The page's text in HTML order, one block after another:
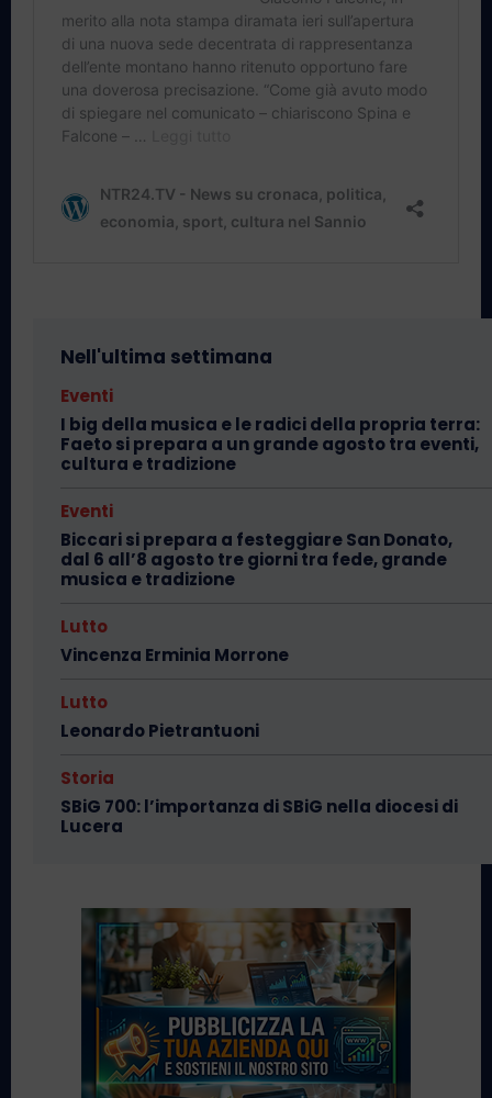
Nell'ultima settimana
Eventi
I big della musica e le radici della propria terra:
Faeto si prepara a un grande agosto tra eventi,
cultura e tradizione
Eventi
Biccari si prepara a festeggiare San Donato,
dal 6 all’8 agosto tre giorni tra fede, grande
musica e tradizione
Lutto
Vincenza Erminia Morrone
Lutto
Leonardo Pietrantuoni
Storia
SBiG 700: l’importanza di SBiG nella diocesi di
Lucera